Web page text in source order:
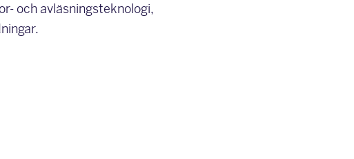
och avläsningsteknologi,